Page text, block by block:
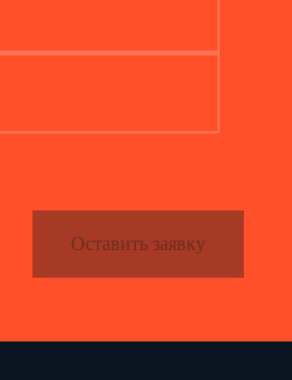
Оставить заявку